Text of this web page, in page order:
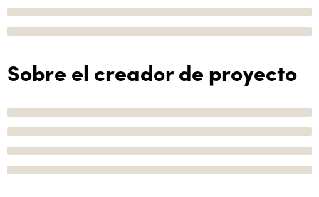
Sobre el creador de proyecto